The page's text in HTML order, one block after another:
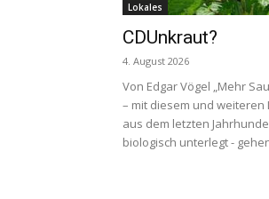
Lokales
CDUnkraut?
4. August 2026
Von Edgar Vögel „Mehr
– mit diesem und
aus dem letzten
biologisch unterlegt -